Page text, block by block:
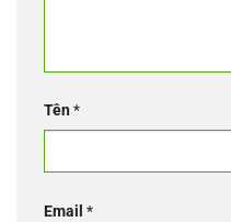
Tên*
Email *